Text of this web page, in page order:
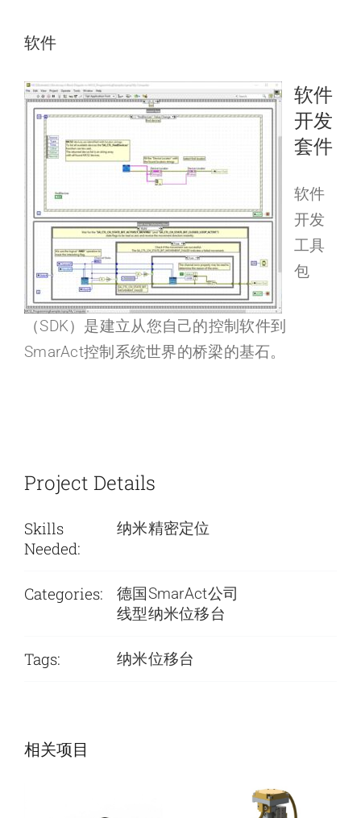
软件
软件
开发
套件
软件
开发
工具
包
（SDK）是建立从您自己的控制软件到
SmarAct控制系统世界的桥梁的基石。
Project Details
Skills
Needed:
纳米精密定位
Categories:
德国SmarAct公司
线型纳米位移台
Tags: 纳米位移台
相关项目
SmarAct公司-低
温旋转台